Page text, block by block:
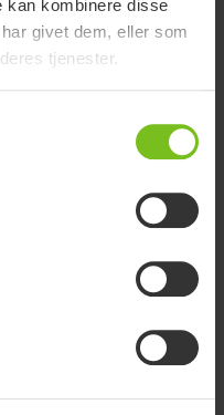
kan kombinere disse
givet dem, eller som
tjenester.
Læs mere
rigtige løfteåg afhænger